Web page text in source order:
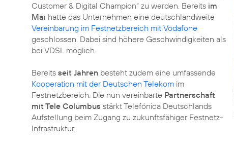
Customer & Digital Champion“ zu werden. Bereits im
Mai hatte das Unternehmen eine deutschlandweite
Vereinbarung im Festnetzbereich mit Vodafone
geschlossen. Dabei sind höhere Geschwindigkeiten als
bei VDSL möglich.
Bereits seit Jahren besteht zudem eine umfassende
Kooperation mit der Deutschen Telekom im
Festnetzbereich. Die nun vereinbarte Partnerschaft
mit Tele Columbus stärkt Telefónica Deutschlands
Aufstellung beim Zugang zu zukunftsfähiger Festnetz-
Infrastruktur.